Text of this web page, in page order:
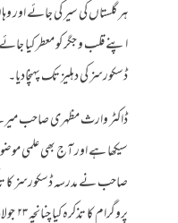
ہر گلستاں کی سیر کی جائے
اپنے قلب و جگر کو معطر کیا
ڈسکورسز کی دہلیز تک پہنچادیا۔
ڈاکٹر وارث مظہری صاحب
سیکھا ہے اور آج بھی علمی
صاحب نے مدرسہ ڈسکورسز کا